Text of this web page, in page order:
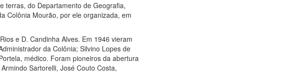
terras, do Departamento de Geografia,
Colônia Mourão, por ele organizada, em
e D. Candinha Alves. Em 1946 vieram
da Colônia; Silvino Lopes de
médico. Foram pioneiros da abertura
Sartorelli, José Couto Costa,